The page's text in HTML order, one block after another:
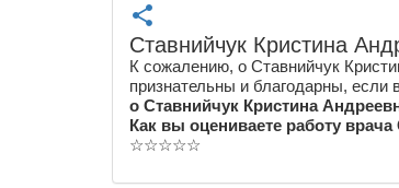
share
Ставнийчук Кристина
К сожалению, о Ставнийчук
признательны и благодарны,
о Ставнийчук Кристина
Как вы оцениваете работу
☆☆☆☆☆